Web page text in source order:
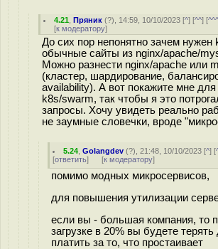
4.21 ,Пряник (?), 14:59, 10/10/2023 [^] [^^] [
[к модератору]
До сих пор непонятно зачем
обычные сайты из nginx/apache/
Можно разнести nginx/apache или
(кластер, шардирование,
availability). А вот покажите мне для
k8s/swarm, так чтобы я это
запросы. Хочу увидеть реально
не заумные словечки, вроде
5.24 ,Golangdev (?), 21:48, 10/10/2023 [^] [
[ответить] [к модератору]
помимо модных микросервисов,
для повышения утилизации
если вы - большая компания, то
загрузке в 20% вы будете терять
платить за то, что простаивает